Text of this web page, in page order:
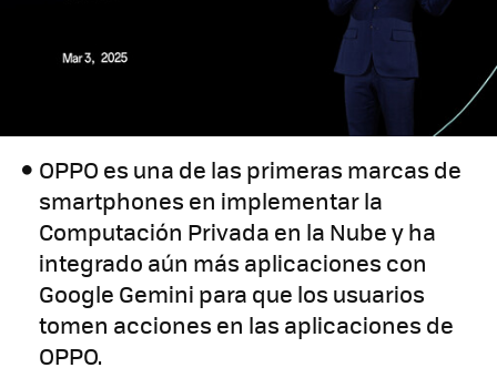
OPPO es una de las primeras marcas de
smartphones en implementar la
Computación Privada en la Nube y ha
integrado aún más aplicaciones con
Google Gemini para que los usuarios
tomen acciones en las aplicaciones de
OPPO.